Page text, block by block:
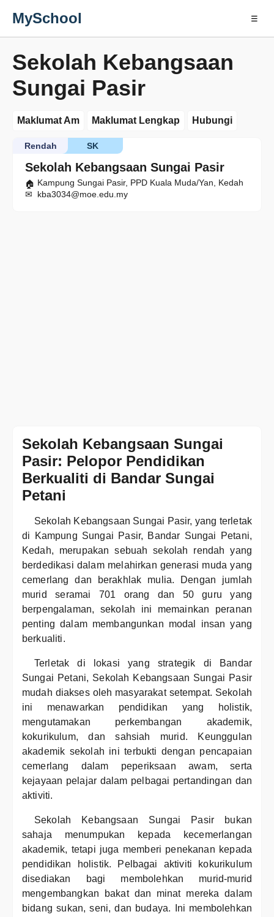
MySchool ☰
Sekolah Kebangsaan
Sungai Pasir
Maklumat Am Maklumat Lengkap Hubungi
Sekolah Kebangsaan Sungai Pasir
SK
Rendah
Kampung Sungai Pasir, PPD Kuala Muda/Yan, Kedah
kba3034@moe.edu.my
Sekolah Kebangsaan Sungai
Pasir: Pelopor Pendidikan
Berkualiti di Bandar Sungai
Petani
Sekolah Kebangsaan Sungai Pasir, yang terletak
di Kampung Sungai Pasir, Bandar Sungai Petani,
Kedah, merupakan sebuah sekolah rendah yang
berdedikasi dalam melahirkan generasi muda yang
cemerlang dan berakhlak mulia. Dengan jumlah
murid seramai 701 orang dan 50 guru yang
berpengalaman, sekolah ini memainkan peranan
penting dalam membangunkan modal insan yang
berkualiti.
Terletak di lokasi yang strategik di Bandar
Sungai Petani, Sekolah Kebangsaan Sungai Pasir
mudah diakses oleh masyarakat setempat. Sekolah
ini menawarkan pendidikan yang holistik,
mengutamakan perkembangan akademik,
kokurikulum, dan sahsiah murid. Keunggulan
akademik sekolah ini terbukti dengan pencapaian
cemerlang dalam peperiksaan awam, serta
kejayaan pelajar dalam pelbagai pertandingan dan
aktiviti.
Sekolah Kebangsaan Sungai Pasir bukan
sahaja menumpukan kepada kecemerlangan
akademik, tetapi juga memberi penekanan kepada
pendidikan holistik. Pelbagai aktiviti kokurikulum
disediakan bagi membolehkan murid-murid
mengembangkan bakat dan minat mereka dalam
bidang sukan, seni, dan budaya. Ini membolehkan